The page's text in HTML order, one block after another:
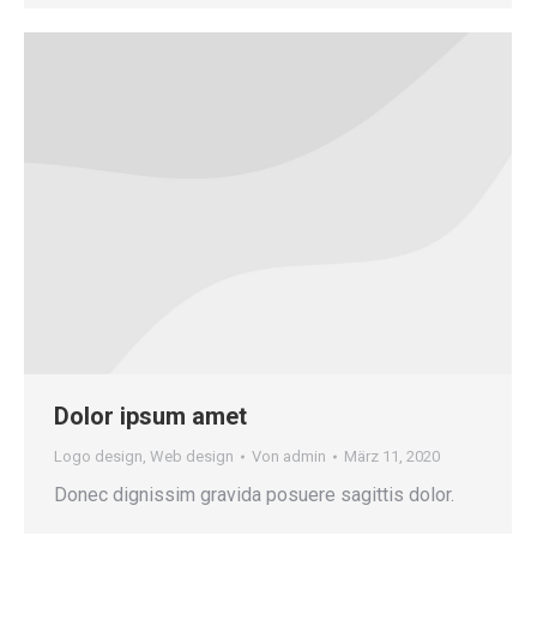
Dolor ipsum amet
Logo design Web design Von admin März 11, 2020
Donec dignissim gravida posuere sagittis dolor.